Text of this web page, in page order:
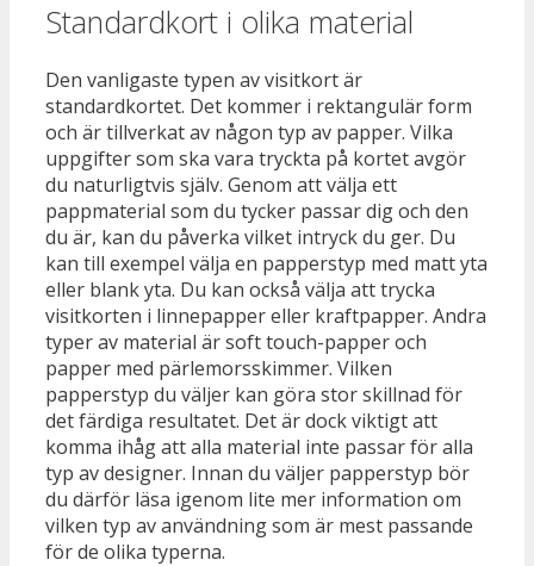
Standardkort i olika material
Den vanligaste typen av visitkort är
standardkortet. Det kommer i rektangulär form
och är tillverkat av någon typ av papper. Vilka
uppgifter som ska vara tryckta på kortet avgör
du naturligtvis själv. Genom att välja ett
pappmaterial som du tycker passar dig och den
du är, kan du påverka vilket intryck du ger. Du
kan till exempel välja en papperstyp med matt yta
eller blank yta. Du kan också välja att trycka
visitkorten i linnepapper eller kraftpapper. Andra
typer av material är soft touch-papper och
papper med pärlemorsskimmer. Vilken
papperstyp du väljer kan göra stor skillnad för
det färdiga resultatet. Det är dock viktigt att
komma ihåg att alla material inte passar för alla
typ av designer. Innan du väljer papperstyp bör
du därför läsa igenom lite mer information om
vilken typ av användning som är mest passande
för de olika typerna.